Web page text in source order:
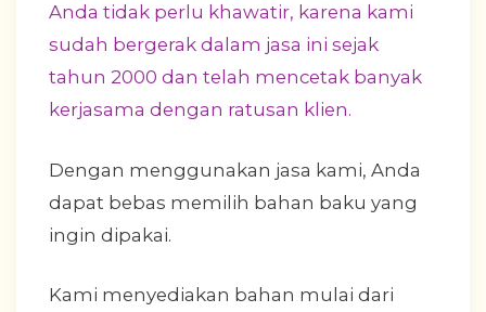
Anda tidak perlu khawatir, karena kami
sudah bergerak dalam jasa ini sejak
tahun 2000 dan telah mencetak banyak
kerjasama dengan ratusan klien.
Dengan menggunakan jasa kami, Anda
dapat bebas memilih bahan baku yang
ingin dipakai.
Kami menyediakan bahan mulai dari